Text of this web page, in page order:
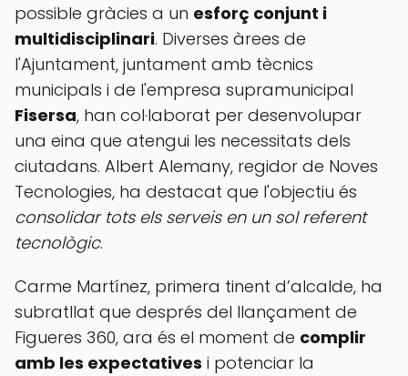
possible gràcies a un esforç conjunt i
multidisciplinari. Diverses àrees de
l'Ajuntament, juntament amb tècnics
municipals i de l'empresa supramunicipal
Fisersa, han col·laborat per desenvolupar
una eina que atengui les necessitats dels
ciutadans. Albert Alemany, regidor de Noves
Tecnologies, ha destacat que l'objectiu és
consolidar tots els serveis en un sol referent
tecnològic.
Carme Martínez, primera tinent d’alcalde, ha
subratllat que després del llançament de
Figueres 360, ara és el moment de complir
amb les expectatives i potenciar la